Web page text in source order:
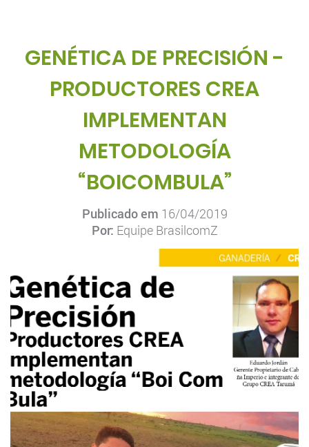
GENÉTICA DE PRECISIÓN -
PRODUCTORES CREA
IMPLEMENTAN
METODOLOGÍA
“BOICOMBULA”
Publicado em 16/04/2019
Por: Equipe BrasilcomZ